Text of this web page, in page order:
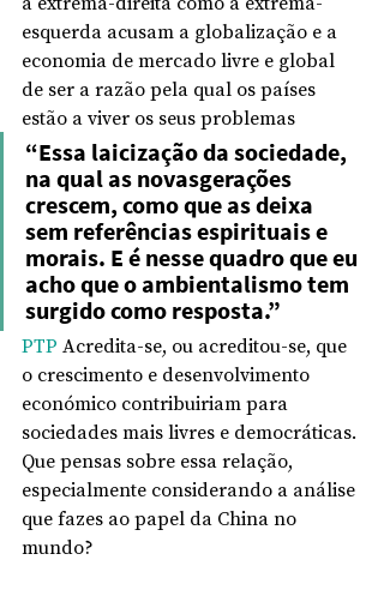
esquerda acusam a globalização e a
economia de mercado livre e global
de ser a razão pela qual os países
estão a viver os seus problemas
“Essa laicização da sociedade,
na qual as novasgerações
crescem, como que as deixa
sem referências espirituais e
morais. E é nesse quadro que eu
acho que o ambientalismo tem
surgido como resposta.”
PTP Acredita-se, ou acreditou-se, que
o crescimento e desenvolvimento
económico contribuiriam para
sociedades mais livres e democráticas.
Que pensas sobre essa relação,
especialmente considerando a análise
que fazes ao papel da China no
mundo?